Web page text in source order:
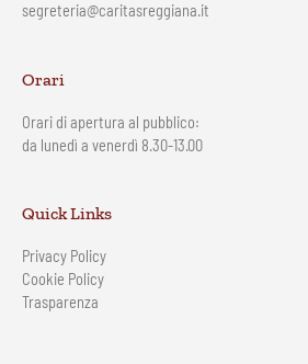
segreteria@caritasreggiana.it
Orari
Orari di apertura al pubblico:
da lunedì a venerdì 8.30-13.00
Quick Links
Privacy Policy
Cookie Policy
Trasparenza